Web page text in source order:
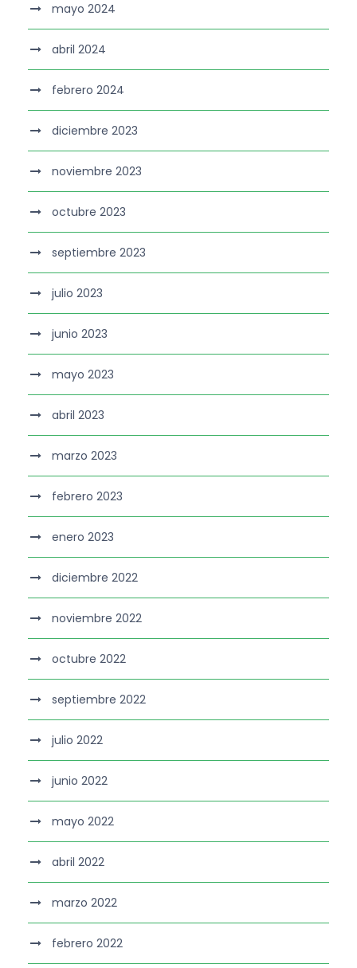
mayo 2024
abril 2024
febrero 2024
diciembre 2023
noviembre 2023
octubre 2023
septiembre 2023
julio 2023
junio 2023
mayo 2023
abril 2023
marzo 2023
febrero 2023
enero 2023
diciembre 2022
noviembre 2022
octubre 2022
septiembre 2022
julio 2022
junio 2022
mayo 2022
abril 2022
marzo 2022
febrero 2022